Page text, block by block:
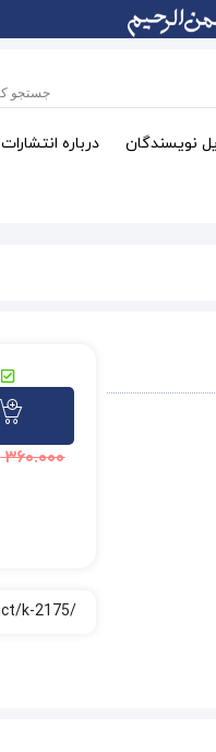
نویسندگان درباره انتشارات
۳۶۰.۰۰۰